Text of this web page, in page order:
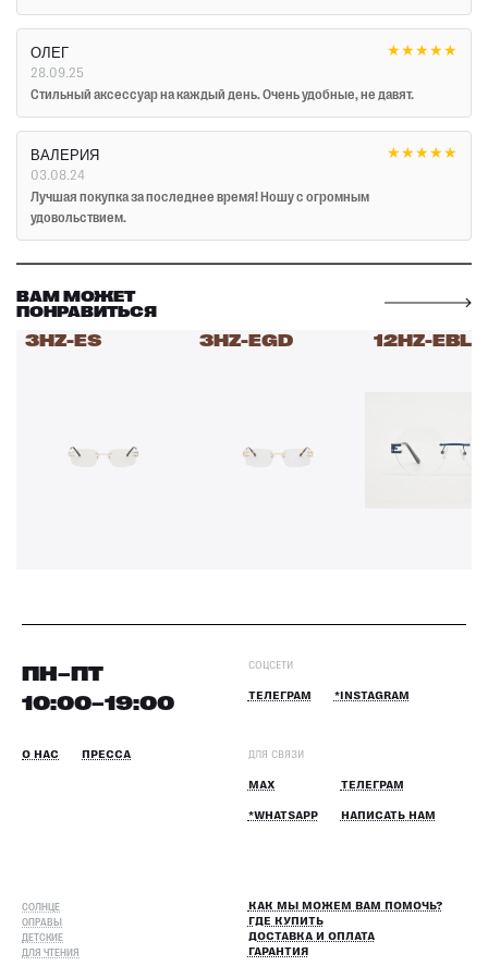
ОЛЕГ
28.09.25
★★★★★
Стильный аксессуар на каждый день. Очень удобные, не давят.
ВАЛЕРИЯ
03.08.24
★★★★★
Лучшая покупка за последнее время! Ношу с огромным
удовольствием.
ВАМ МОЖЕТ
ПОНРАВИТЬСЯ
3HZ-ES 3HZ-EGD 12HZ-EBL
СОЛНЦЕ
ОПРАВЫ
ДЕТСКИЕ
ДЛЯ ЧТЕНИЯ
КАК МЫ МОЖЕМ ВАМ ПОМОЧЬ?
ГДЕ КУПИТЬ
ДОСТАВКА И ОПЛАТА
ГАРАНТИЯ
ПН–ПТ
10:00–19:00
О НАС ПРЕССА
СОЦСЕТИ
ТЕЛЕГРАМ *INSTAGRAM
ДЛЯ СВЯЗИ
MAX ТЕЛЕГРАМ
*WHATSAPP НАПИСАТЬ НАМ